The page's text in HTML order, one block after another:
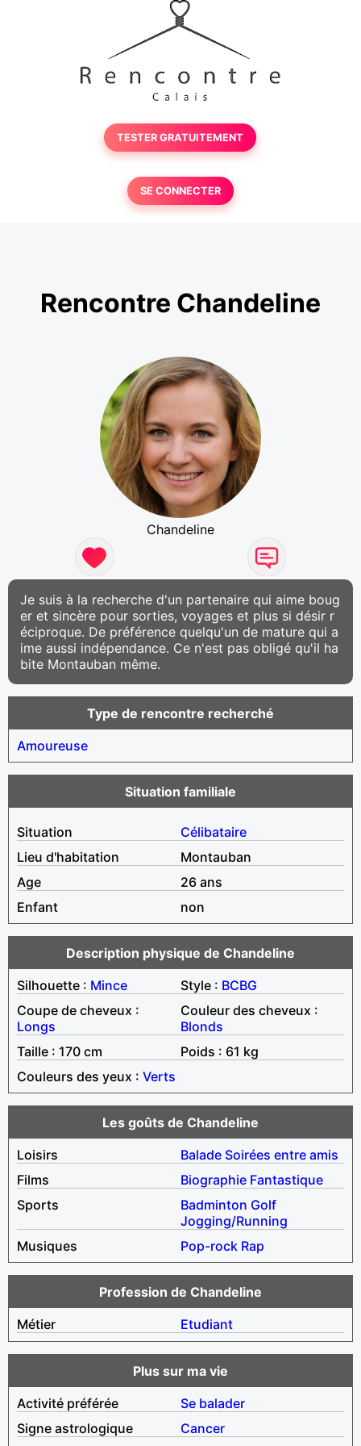
TESTER GRATUITEMENT
SE CONNECTER
Rencontre Chandeline
Chandeline
Je suis à la recherche d'un partenaire qui aime boug
er et sincère pour sorties, voyages et plus si désir r
éciproque. De préférence quelqu'un de mature qui a
ime aussi indépendance. Ce n'est pas obligé qu'il ha
bite Montauban même.
Type de rencontre recherché
Amoureuse
Situation familiale
Situation
Célibataire
Lieu d'habitation
Montauban
Age
26 ans
Enfant
non
Description physique de Chandeline
Silhouette : Mince Style : BCBG
Coupe de cheveux :
Longs
Couleur des cheveux :
Blonds
Taille : 170 cm
Poids : 61 kg
Couleurs des yeux : Verts
Les goûts de Chandeline
Loisirs
Balade Soirées entre amis
Films
Biographie Fantastique
Sports
Badminton Golf
Jogging/Running
Musiques
Pop-rock Rap
Profession de Chandeline
Métier
Etudiant
Plus sur ma vie
Activité préférée
Se balader
Signe astrologique
Cancer